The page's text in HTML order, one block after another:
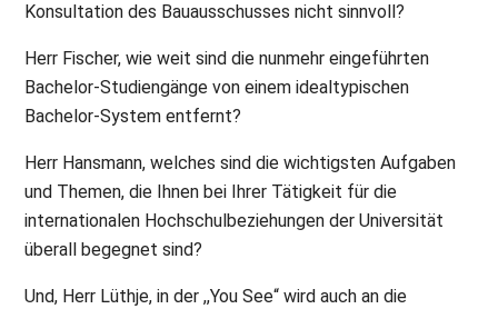
Konsultation des Bauausschusses nicht sinnvoll?
Herr Fischer, wie weit sind die nunmehr eingeführten
Bachelor-Studiengänge von einem idealtypischen
Bachelor-System entfernt?
Herr Hansmann, welches sind die wichtigsten Aufgaben
und Themen, die Ihnen bei Ihrer Tätigkeit für die
internationalen Hochschulbeziehungen der Universität
überall begegnet sind?
Und, Herr Lüthje, in der ,,You See“ wird auch an die